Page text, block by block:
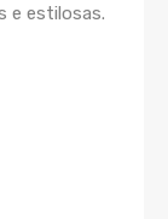
e estilosas.